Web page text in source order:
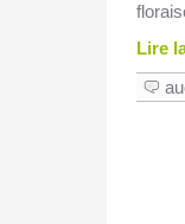
Lire